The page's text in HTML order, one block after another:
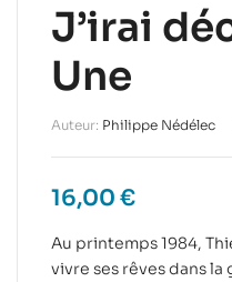
J’irai
Une
Auteur: Philippe Nédélec
16,00 €
Au printemps 1984,
vivre ses rêves dans la